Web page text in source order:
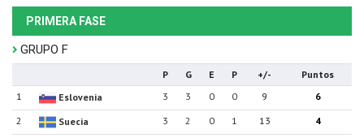
PRIMERA FASE
GRUPO F
P G E P +/-
Puntos
1
Eslovenia 3 3 0 0 9
6
2
Suecia 3 2 0 1 13
4